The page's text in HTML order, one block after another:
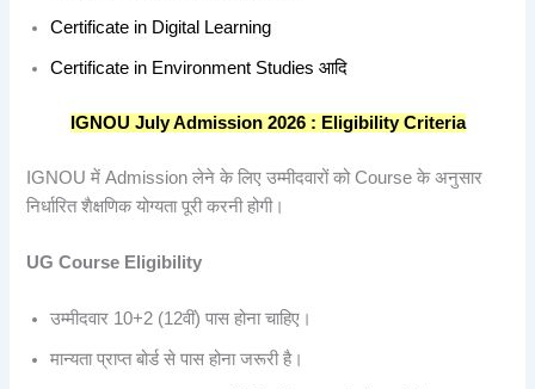
Certificate in Digital Learning
Certificate in Environment Studies आदि
IGNOU July Admission 2026 : Eligibility Criteria
IGNOU में Admission लेने के लिए उम्मीदवारों को Course के अनुसार
निर्धारित शैक्षणिक योग्यता पूरी करनी होगी।
UG Course Eligibility
उम्मीदवार 10+2 (12वीं) पास होना चाहिए।
मान्यता प्राप्त बोर्ड से पास होना जरूरी है।